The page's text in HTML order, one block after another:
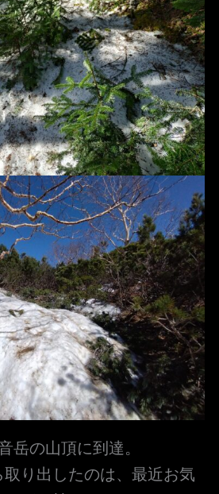
の山頂に到達。
り出したのは、最近お気